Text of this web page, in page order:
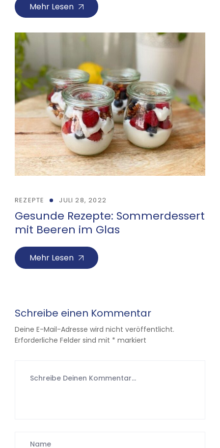
Mehr Lesen
REZEPTE JULI 28, 2022
Gesunde Rezepte: Sommerdessert
mit Beeren im Glas
Mehr Lesen
Schreibe einen Kommentar
Deine E-Mail-Adresse wird nicht veröffentlicht.
Erforderliche Felder sind mit * markiert